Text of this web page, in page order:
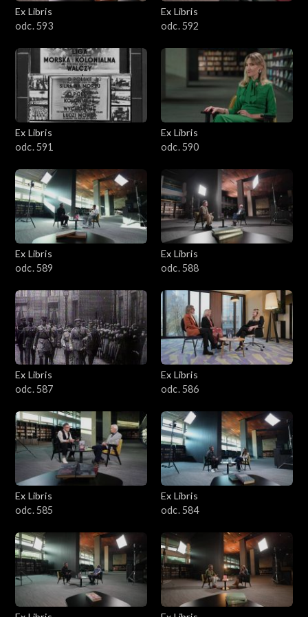
Ex Libris
odc. 593
Ex Libris
odc. 592
Ex Libris
odc. 591
Ex Libris
odc. 590
Ex Libris
odc. 589
Ex Libris
odc. 588
Ex Libris
odc. 587
Ex Libris
odc. 586
Ex Libris
odc. 585
Ex Libris
odc. 584